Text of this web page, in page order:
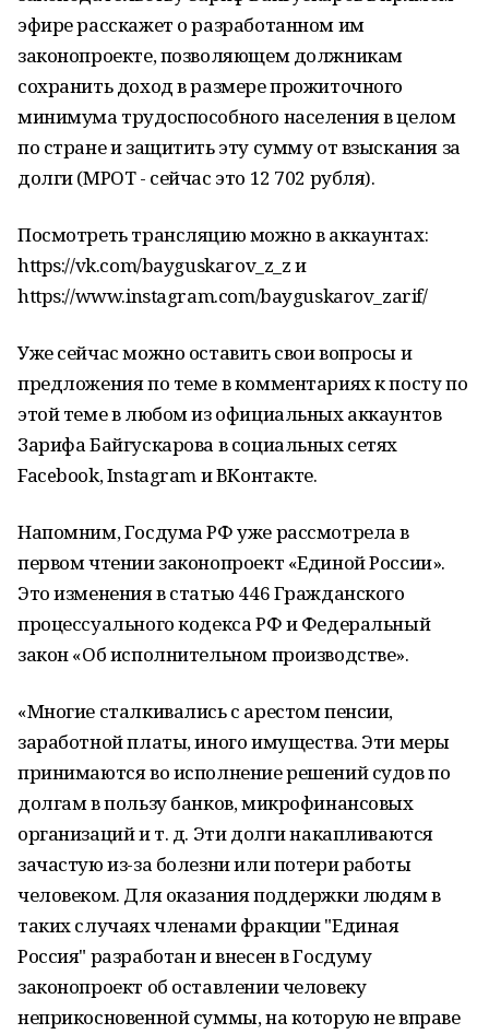
эфире расскажет о разработанном им
законопроекте, позволяющем должникам
сохранить доход в размере прожиточного
минимума трудоспособного населения в целом
по стране и защитить эту сумму от взыскания за
долги (МРОТ - сейчас это 12 702 рубля).
Посмотреть трансляцию можно в аккаунтах:
https://vk.com/bayguskarov_z_z и
https://www.instagram.com/bayguskarov_zarif/
Уже сейчас можно оставить свои вопросы и
предложения по теме в комментариях к посту по
этой теме в любом из официальных аккаунтов
Зарифа Байгускарова в социальных сетях
Faсebook, Instagram и ВКонтакте.
Напомним, Госдума РФ уже рассмотрела в
первом чтении законопроект «Единой России».
Это изменения в статью 446 Гражданского
процессуального кодекса РФ и Федеральный
закон «Об исполнительном производстве».
«Многие сталкивались с арестом пенсии,
заработной платы, иного имущества. Эти меры
принимаются во исполнение решений судов по
долгам в пользу банков, микрофинансовых
организаций и т. д. Эти долги накапливаются
зачастую из-за болезни или потери работы
человеком. Для оказания поддержки людям в
таких случаях членами фракции "Единая
Россия" разработан и внесен в Госдуму
законопроект об оставлении человеку
неприкосновенной суммы, на которую не вправе